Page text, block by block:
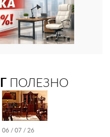
ПОЛЕЗНО
06 / 07 / 26